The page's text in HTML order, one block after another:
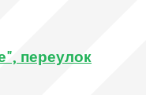
переулок